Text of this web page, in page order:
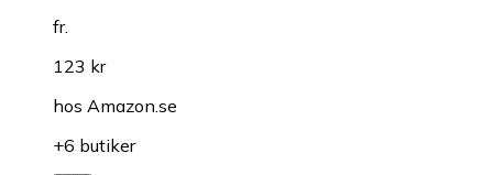
fr.
123 kr
hos Amazon.se
+6 butiker